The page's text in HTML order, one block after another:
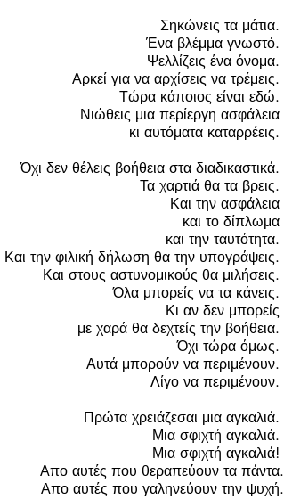
Σηκώνεις τα μάτια.
Ένα βλέμμα γνωστό.
Ψελλίζεις ένα όνομα.
Αρκεί για να αρχίσεις να τρέμεις.
Τώρα κάποιος είναι εδώ.
Νιώθεις μια περίεργη ασφάλεια
κι αυτόματα καταρρέεις.
Όχι δεν θέλεις βοήθεια στα διαδικαστικά.
Τα χαρτιά θα τα βρεις.
Και την ασφάλεια
και το δίπλωμα
και την ταυτότητα.
Και την φιλική δήλωση θα την υπογράψεις.
Και στους αστυνομικούς θα μιλήσεις.
Όλα μπορείς να τα κάνεις.
Κι αν δεν μπορείς
με χαρά θα δεχτείς την βοήθεια.
Όχι τώρα όμως.
Αυτά μπορούν να περιμένουν.
Λίγο να περιμένουν.
Πρώτα χρειάζεσαι μια αγκαλιά.
Μια σφιχτή αγκαλιά.
Μια σφιχτή αγκαλιά!
Απο αυτές που θεραπεύουν τα πάντα.
Απο αυτές που γαληνεύουν την ψυχή.